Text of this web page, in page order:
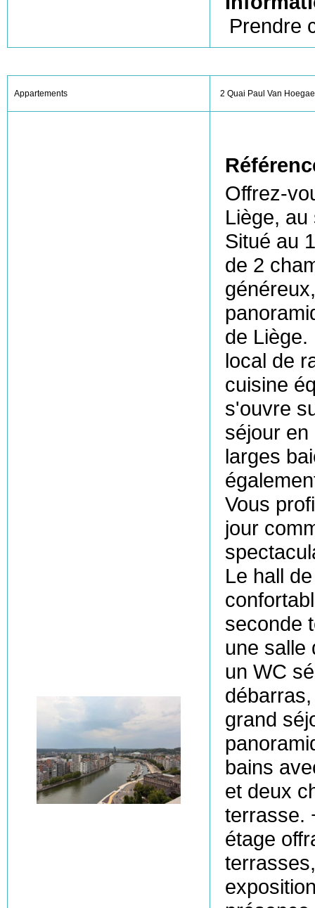
Prendre
Appartements 2 Quai Paul Van
Offrez-
Liège, au
Situé au
de 2
de
local de
cuisine
s'ouvre
séjour
larges
Vous
jour
Le hall
seconde
une salle
un WC
grand
bains
et deux
terrasse.
étage